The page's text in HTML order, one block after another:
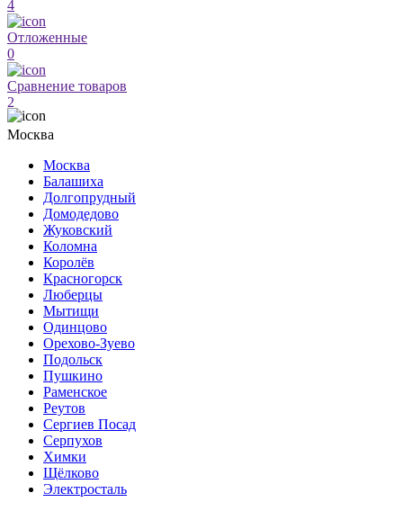
4
Отложенные
0
Сравнение товаров
2
Москва
Москва
Балашиха
Долгопрудный
Домодедово
Жуковский
Коломна
Королёв
Красногорск
Люберцы
Мытищи
Одинцово
Орехово-Зуево
Подольск
Пушкино
Раменское
Реутов
Сергиев Посад
Серпухов
Химки
Щёлково
Электросталь